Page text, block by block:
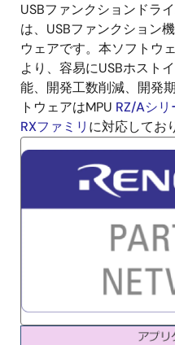
説
明
USBファンクションドラ
は、USBファンクション
ウェアです。本ソフトウ
より、容易にUSBホスト
能、開発工数削減、開発
トウェアはMPU RZ/Aシリ
RXファミリ に対応してお